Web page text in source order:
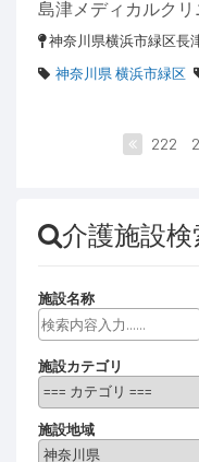
島津メディカルクリ
神奈川県横浜市緑区長
神奈川県 横浜市緑区
222
介護施設検
施設名称
施設カテゴリ
施設地域